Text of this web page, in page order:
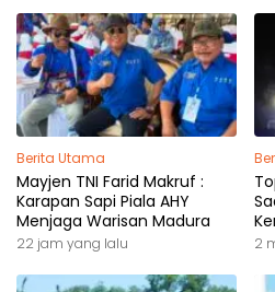
Berita Utama
Mayjen TNI Farid Makruf :
Karapan Sapi Piala AHY
Menjaga Warisan Madura
22 jam yang lalu 2